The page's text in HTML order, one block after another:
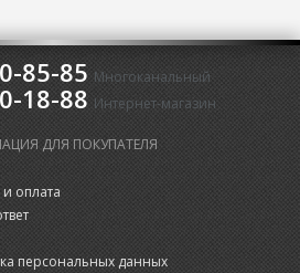
85-85 Многоканальный
18-88 Интернет-магазин
ДЛЯ ПОКУПАТЕЛЯ
оплата
персональных данных